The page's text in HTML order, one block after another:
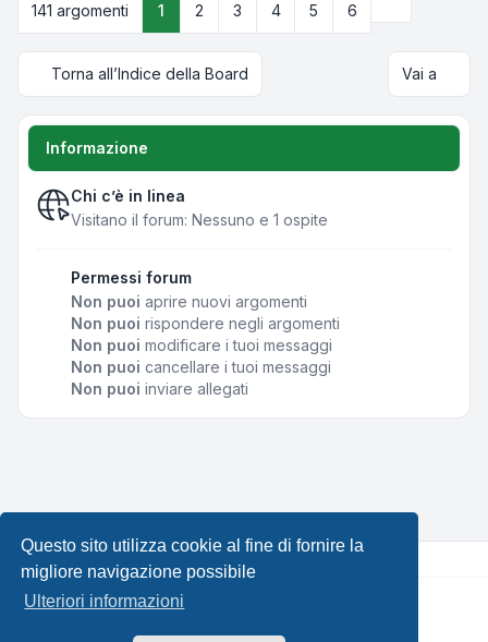
Questo sito utilizza cookie al fine di fornire la
migliore navigazione possibile
Ulteriori informazioni
141 argomenti
1 2 3 4 5 6
Torna all’Indice della Board Vai a
Informazione
Chi c’è in linea
Visitano il forum: Nessuno e 1 ospite
Permessi forum
Non puoi aprire nuovi argomenti
Non puoi rispondere negli argomenti
Non puoi modificare i tuoi messaggi
Non puoi cancellare i tuoi messaggi
Non puoi inviare allegati
Creato daphpBB® Forum Software © phpBB Limited •
Leenoz.com